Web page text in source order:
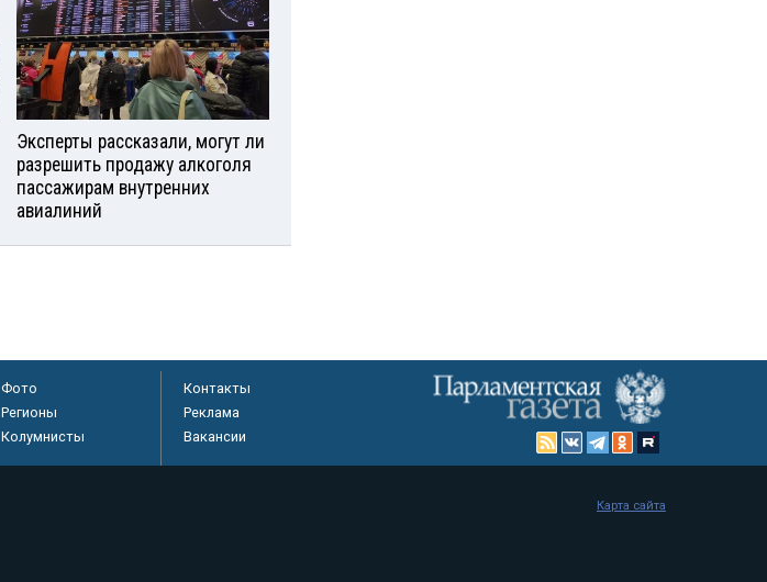
Эксперты рассказали, могут ли
разрешить продажу алкоголя
пассажирам внутренних
авиалиний
Фото
Регионы
Колумнисты
Контакты
Реклама
Вакансии
Карта сайта